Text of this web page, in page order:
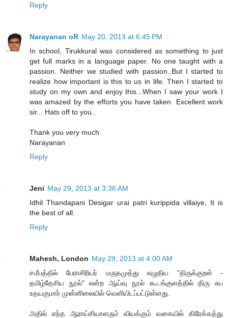
Reply
Narayanan oR May 20, 2013 at 6:45 PM
In school, Tirukkural was considered as something to just
get full marks in a language paper. No one taught with a
passion. Neither we studied with passion..But I started to
realize how important is this to us in life. Then I started to
study on my own and enjoy this...When I saw your work I
was amazed by the efforts you have taken. Excellent work
sir... Hats off to you..
Thank you very much
Narayanan
Reply
Jeni May 29, 2013 at 3:36 AM
Idhil Thandapani Desigar urai patri kurippida villaiye, It is
the best of all.
Reply
Mahesh, London May 29, 2013 at 4:00 AM
சமீபத்தில் பேராசிரியர் மருதமுத்து எழுதிய "திருக்குறள் -
தமிழ்தேசிய நூல்" என்ற ஆய்வு நூல் கூடங்குளத்தில் திரு சுப
உதயகுமார் முன்னிலையில் வெளியிடப்பட்டுள்ளது.
அதில் எந்த ஆராய்சியாளரும் வியக்கும் வகையில் கிரேக்கத்து